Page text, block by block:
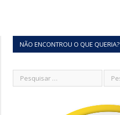
NÃO ENCONTROU O QUE QUERIA?